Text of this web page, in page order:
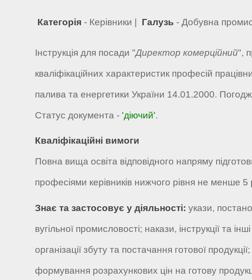
Категорія - Керівники | Галузь - Добувна
Інструкція для посади "Директор комерційний",
кваліфікаційних характеристик професій
палива та енергетики України 14.01.2000.
Статус документа - 'діючий'.
Кваліфікаційні вимоги
Повна вища освіта відповідного напряму
професіями керівників нижчого рівня не менше 5
Знає та застосовує у діяльності: укази,
вугільної промисловості; накази, інструкції та
організації збуту та постачання готової
формування розрахункових цін на готову